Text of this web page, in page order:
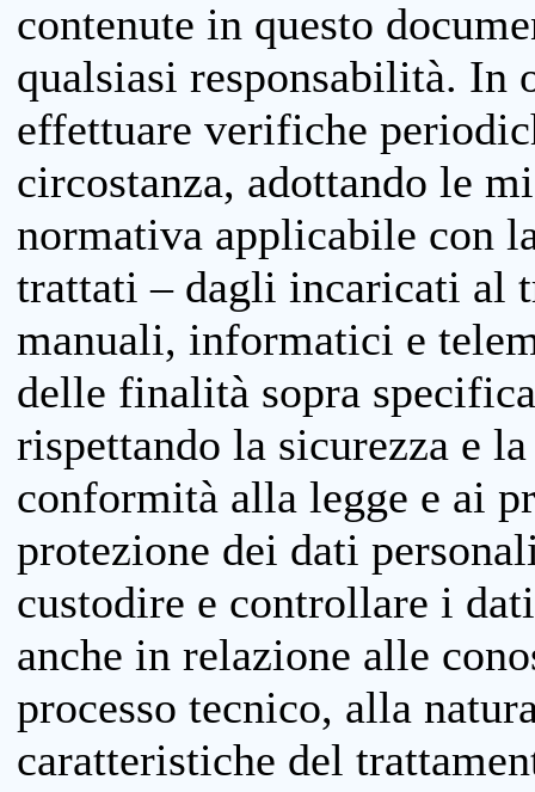
contenute in questo
qualsiasi responsabilità. In
effettuare verifiche
circostanza, adottando le
normativa applicabile con
trattati – dagli incaricati al
manuali, informatici e
delle finalità sopra
rispettando la sicurezza e
conformità alla legge e ai
protezione dei dati
custodire e controllare i
anche in relazione alle
processo tecnico, alla
caratteristiche del